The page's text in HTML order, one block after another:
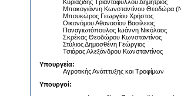
Κυριαζίδης Τριαντάφυλλου Δημήτριος
Μπακογιάννη Κωνσταντίνου Θεοδώρα
Μπουκώρος Γεωργίου Χρήστος
Οικονόμου Αθανασίου Βασίλειος
Παναγιωτόπουλος Ιωάννη Νικόλαος
Σκρέκας Θεοδώρου Κωνσταντίνος
Στύλιος Δημοσθένη Γεώργιος
Τσιάρας Αλεξάνδρου Κωνσταντίνος
Υπουργεία:
Αγροτικής Ανάπτυξης και Τροφίμων
Υπουργοί: